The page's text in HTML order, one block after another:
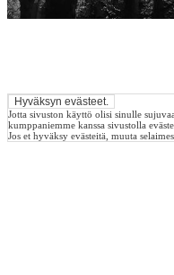
Jotta sivuston käyttö olisi sinulle
kumppaniemme kanssa sivustolla
Jos et hyväksy evästeitä, muuta